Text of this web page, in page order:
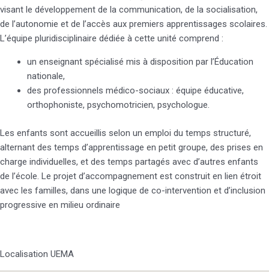
visant le développement de la communication, de la socialisation,
de l’autonomie et de l’accès aux premiers apprentissages scolaires.
L’équipe pluridisciplinaire dédiée à cette unité comprend :
un enseignant spécialisé mis à disposition par l’Éducation
nationale,
des professionnels médico-sociaux : équipe éducative,
orthophoniste, psychomotricien, psychologue.
Les enfants sont accueillis selon un emploi du temps structuré,
alternant des temps d’apprentissage en petit groupe, des prises en
charge individuelles, et des temps partagés avec d’autres enfants
de l’école. Le projet d’accompagnement est construit en lien étroit
avec les familles, dans une logique de co-intervention et d’inclusion
progressive en milieu ordinaire
Localisation UEMA